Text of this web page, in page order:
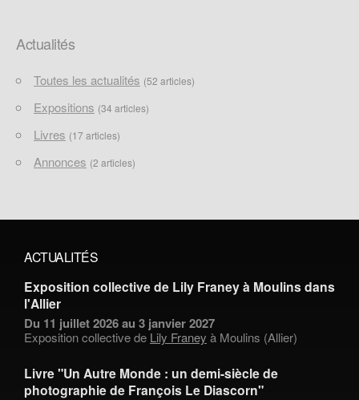
Actualités
Toutes les actualités (52 articles)
Expositions (34 articles)
Livres (17 articles)
Annonces (2 articles)
ACTUALITÉS
Exposition collective de Lily Franey à Moulins dans
l'Allier
Du 11 juillet 2026 au 3 janvier 2027
Exposition collective de Lily Franey à Moulins (Allier)
Livre "Un Autre Monde : un demi-siècle de
photographie de François Le Diascorn"